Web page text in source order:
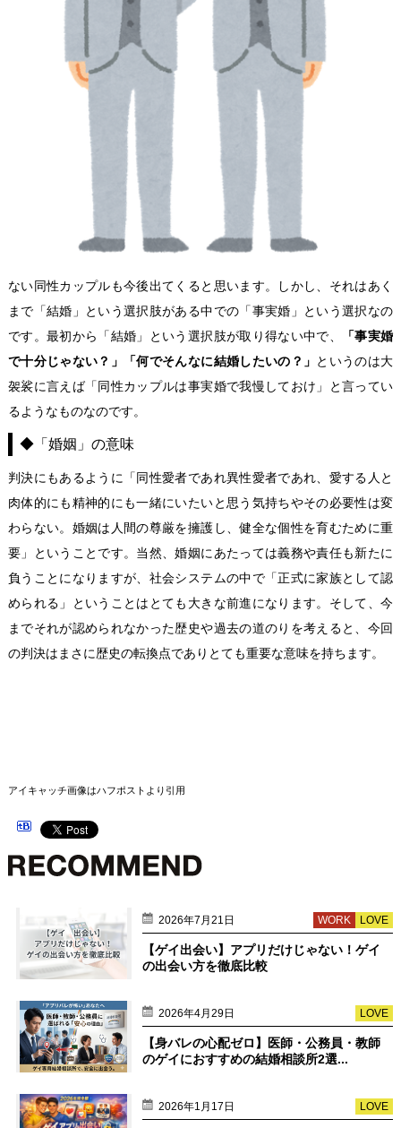
ない同性カップルも今後出てくると思います。しかし、それはあく
まで「結婚」という選択肢がある中での「事実婚」という選択なの
です。最初から「結婚」という選択肢が取り得ない中で、
「事実婚
で十分じゃない？」「何でそんなに結婚したいの？」 というのは大
袈裟に言えば「同性カップルは事実婚で我慢しておけ」と言ってい
るようなものなのです。
◆「婚姻」の意味
判決にもあるように「同性愛者であれ異性愛者であれ、愛する人と
肉体的にも精神的にも一緒にいたいと思う気持ちやその必要性は変
わらない。婚姻は人間の尊厳を擁護し、健全な個性を育むために重
要」ということです。当然、婚姻にあたっては義務や責任も新たに
負うことになりますが、社会システムの中で「正式に家族として認
められる」ということはとても大きな前進になります。そして、今
までそれが認められなかった歴史や過去の道のりを考えると、今回
の判決はまさに歴史の転換点でありとても重要な意味を持ちます。
アイキャッチ画像はハフポスト より引用
2026年7月21日 LOVE
WORK
【ゲイ出会い】アプリだけじゃない！ゲイ
の出会い方を徹底比較
2026年4月29日 LOVE
【身バレの心配ゼロ】医師・公務員・教師
のゲイにおすすめの結婚相談所2選...
2026年1月17日 LOVE